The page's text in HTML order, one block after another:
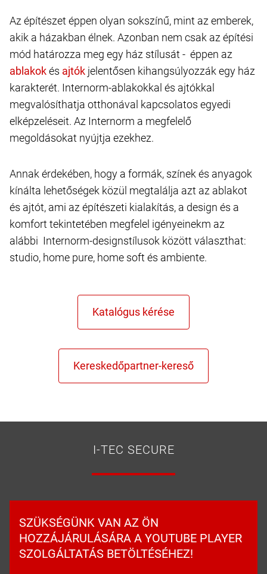
Az építészet éppen olyan sokszínű, mint az emberek,
akik a házakban élnek. Azonban nem csak az építési
mód határozza meg egy ház stílusát - éppen az
és
jelentősen kihangsúlyozzák egy ház
karakterét. Internorm-ablakokkal és ajtókkal
megvalósíthatja otthonával kapcsolatos egyedi
elképzeléseit. Az Internorm a megfelelő
megoldásokat nyújtja ezekhez.
Annak érdekében, hogy a formák, színek és anyagok
kínálta lehetőségek közül megtalálja azt az ablakot
és ajtót, ami az építészeti kialakítás, a design és a
komfort tekintetében megfelel igényeinekm az
alábbi Internorm-designstílusok között választhat:
studio, home pure, home soft és ambiente.
I-TEC SECURE
SZÜKSÉGÜNK VAN AZ ÖN
HOZZÁJÁRULÁSÁRA A YOUTUBE PLAYER
SZOLGÁLTATÁS BETÖLTÉSÉHEZ!